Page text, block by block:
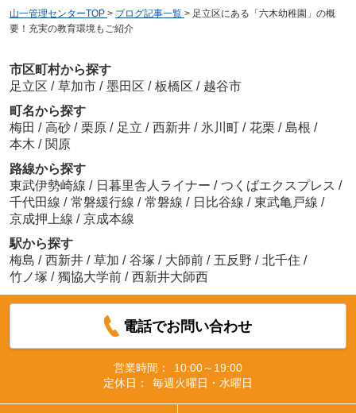
山一管理センターTOP > ブログ記事一覧 > 足立区にある「六木幼稚園」の概
要！充実の教育環境もご紹介
市区町村から探す
足立区 / 草加市 / 墨田区 / 板橋区 / 越谷市
町名から探す
梅田 / 高砂 / 栗原 / 足立 / 西新井 / 氷川町 / 花栗 / 島根 /
本木 / 関原
路線から探す
東武伊勢崎線 / 日暮里舎人ライナー / つくばエクスプレス /
千代田線 / 常磐緩行線 / 常磐線 / 日比谷線 / 東武亀戸線 /
京成押上線 / 京成本線
駅から探す
梅島 / 西新井 / 草加 / 谷塚 / 大師前 / 五反野 / 北千住 /
竹ノ塚 / 獨協大学前 / 西新井大師西
電話でお問い合わせ
営業時間：
10:00～19:00
定休日：
毎週火曜日・水曜日